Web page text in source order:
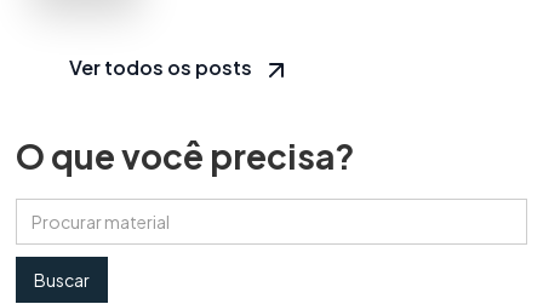
Ver todos os posts
O que você precisa?